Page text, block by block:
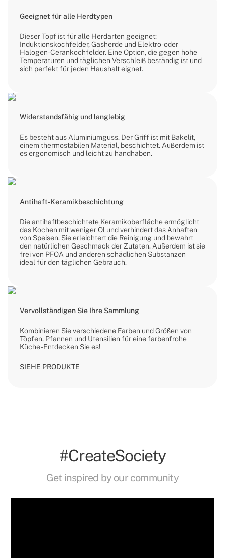
Geeignet für alle Herdtypen
Dieser Topf ist für alle Herdarten geeignet:
Induktionskochfelder, Gasherde und Elektro- oder
Halogen-Cerankochfelder. Eine Option, die gegen hohe
Temperaturen und täglichen Verschleiß beständig ist und
sich perfekt für jeden Haushalt eignet.
Widerstandsfähig und langlebig
Es besteht aus Aluminiumguss. Der Griff ist mit Bakelit,
einem thermostabilen Material, beschichtet. Außerdem ist
es ergonomisch und leicht zu handhaben.
Antihaft-Keramikbeschichtung
Die antihaftbeschichtete Keramikoberfläche ermöglicht
das Kochen mit weniger Öl und verhindert das Anhaften
von Speisen. Sie erleichtert die Reinigung und bewahrt
den natürlichen Geschmack der Zutaten. Außerdem ist sie
frei von PFOA und anderen schädlichen Substanzen –
ideal für den täglichen Gebrauch.
Vervollständigen Sie Ihre Sammlung
Kombinieren Sie verschiedene Farben und Größen von
Töpfen, Pfannen und Utensilien für eine farbenfrohe
Küche - Entdecken Sie es!
SIEHE PRODUKTE
#CreateSociety
Get inspired by our community